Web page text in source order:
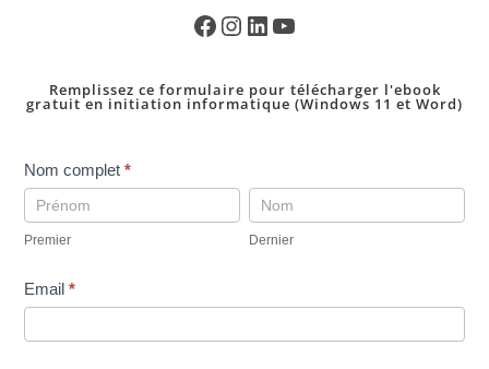
Remplissez ce formulaire pour télécharger l'ebook
gratuit en initiation informatique (Windows 11 et Word)
pop
up
telechargement
ebookINI-
Nom complet*
Premier
Premier
Dernier
Dernier
Email*